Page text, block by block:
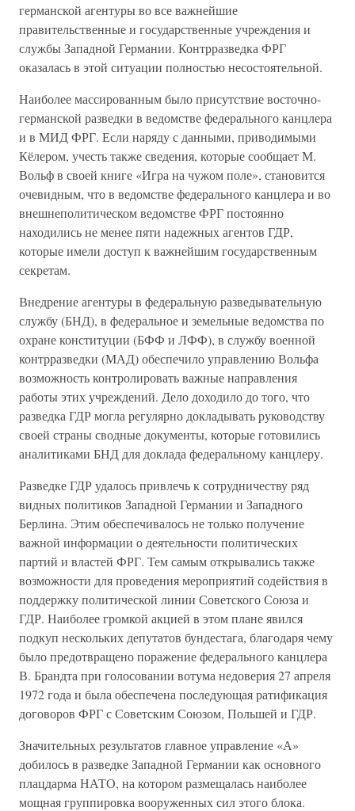
германской агентуры во все важнейшие
правительственные и государственные учреждения и
службы Западной Германии. Контрразведка ФРГ
оказалась в этой ситуации полностью несостоятельной.
Наиболее массированным было присутствие восточно-
германской разведки в ведомстве федерального канцлера
и в МИД ФРГ. Если наряду с данными, приводимыми
Кёлером, учесть также сведения, которые сообщает М.
Вольф в своей книге «Игра на чужом поле», становится
очевидным, что в ведомстве федерального канцлера и во
внешнеполитическом ведомстве ФРГ постоянно
находились не менее пяти надежных агентов ГДР,
которые имели доступ к важнейшим государственным
секретам.
Внедрение агентуры в федеральную разведывательную
службу (БНД), в федеральное и земельные ведомства по
охране конституции (БФФ и ЛФФ), в службу военной
контрразведки (МАД) обеспечило управлению Вольфа
возможность контролировать важные направления
работы этих учреждений. Дело доходило до того, что
разведка ГДР могла регулярно докладывать руководству
своей страны сводные документы, которые готовились
аналитиками БНД для доклада федеральному канцлеру.
Разведке ГДР удалось привлечь к сотрудничеству ряд
видных политиков Западной Германии и Западного
Берлина. Этим обеспечивалось не только получение
важной информации о деятельности политических
партий и властей ФРГ. Тем самым открывались также
возможности для проведения мероприятий содействия в
поддержку политической линии Советского Союза и
ГДР. Наиболее громкой акцией в этом плане явился
подкуп нескольких депутатов бундестага, благодаря чему
было предотвращено поражение федерального канцлера
В. Брандта при голосовании вотума недоверия 27 апреля
1972 года и была обеспечена последующая ратификация
договоров ФРГ с Советским Союзом, Польшей и ГДР.
Значительных результатов главное управление «А»
добилось в разведке Западной Германии как основного
плацдарма НАТО, на котором размещалась наиболее
мощная группировка вооруженных сил этого блока.